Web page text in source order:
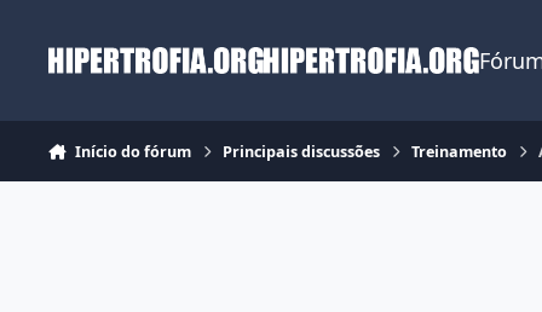
Início do fórum Principais discussões Treinamento